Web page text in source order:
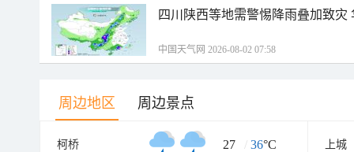
四川陕西等地需警惕降雨叠加致
中国天气网 2026-08-02 07:58
周边地区 周边景点
柯桥 27 / 36°C 上城